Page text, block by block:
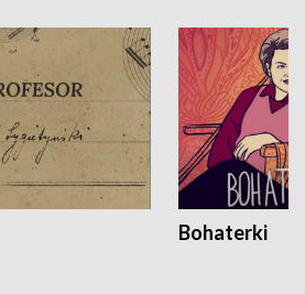
Bohaterki